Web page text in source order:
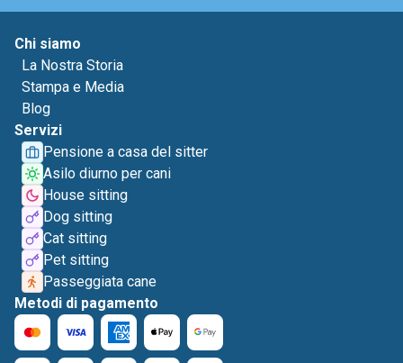
Chi siamo
La Nostra Storia
Stampa e Media
Blog
Servizi
Pensione a casa del sitter
Asilo diurno per cani
House sitting
Dog sitting
Cat sitting
Pet sitting
Passeggiata cane
Metodi di pagamento